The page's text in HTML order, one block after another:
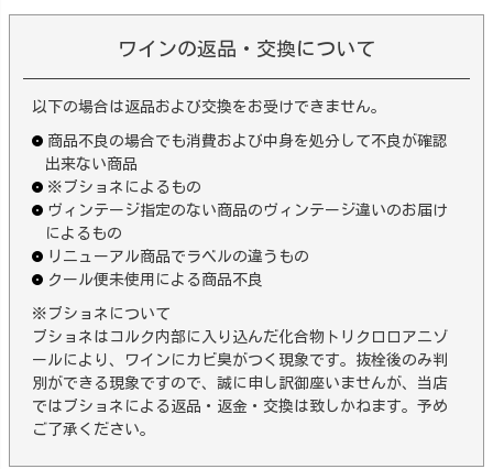
ワインの返品・交換について
以下の場合は返品および交換をお受けできません。
商品不良の場合でも消費および中身を処分して不良が確認
出来ない商品
※ブショネによるもの
ヴィンテージ指定のない商品のヴィンテージ違いのお届け
によるもの
リニューアル商品でラベルの違うもの
クール便未使用による商品不良
※ブショネについて
ブショネはコルク内部に入り込んだ化合物トリクロロアニゾ
ールにより、ワインにカビ臭がつく現象です。抜栓後のみ判
別ができる現象ですので、誠に申し訳御座いませんが、当店
ではブショネによる返品・返金・交換は致しかねます。予め
ご了承ください。